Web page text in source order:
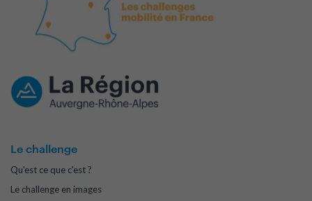
Le challenge
Qu'est ce que c'est ?
Le challenge en images